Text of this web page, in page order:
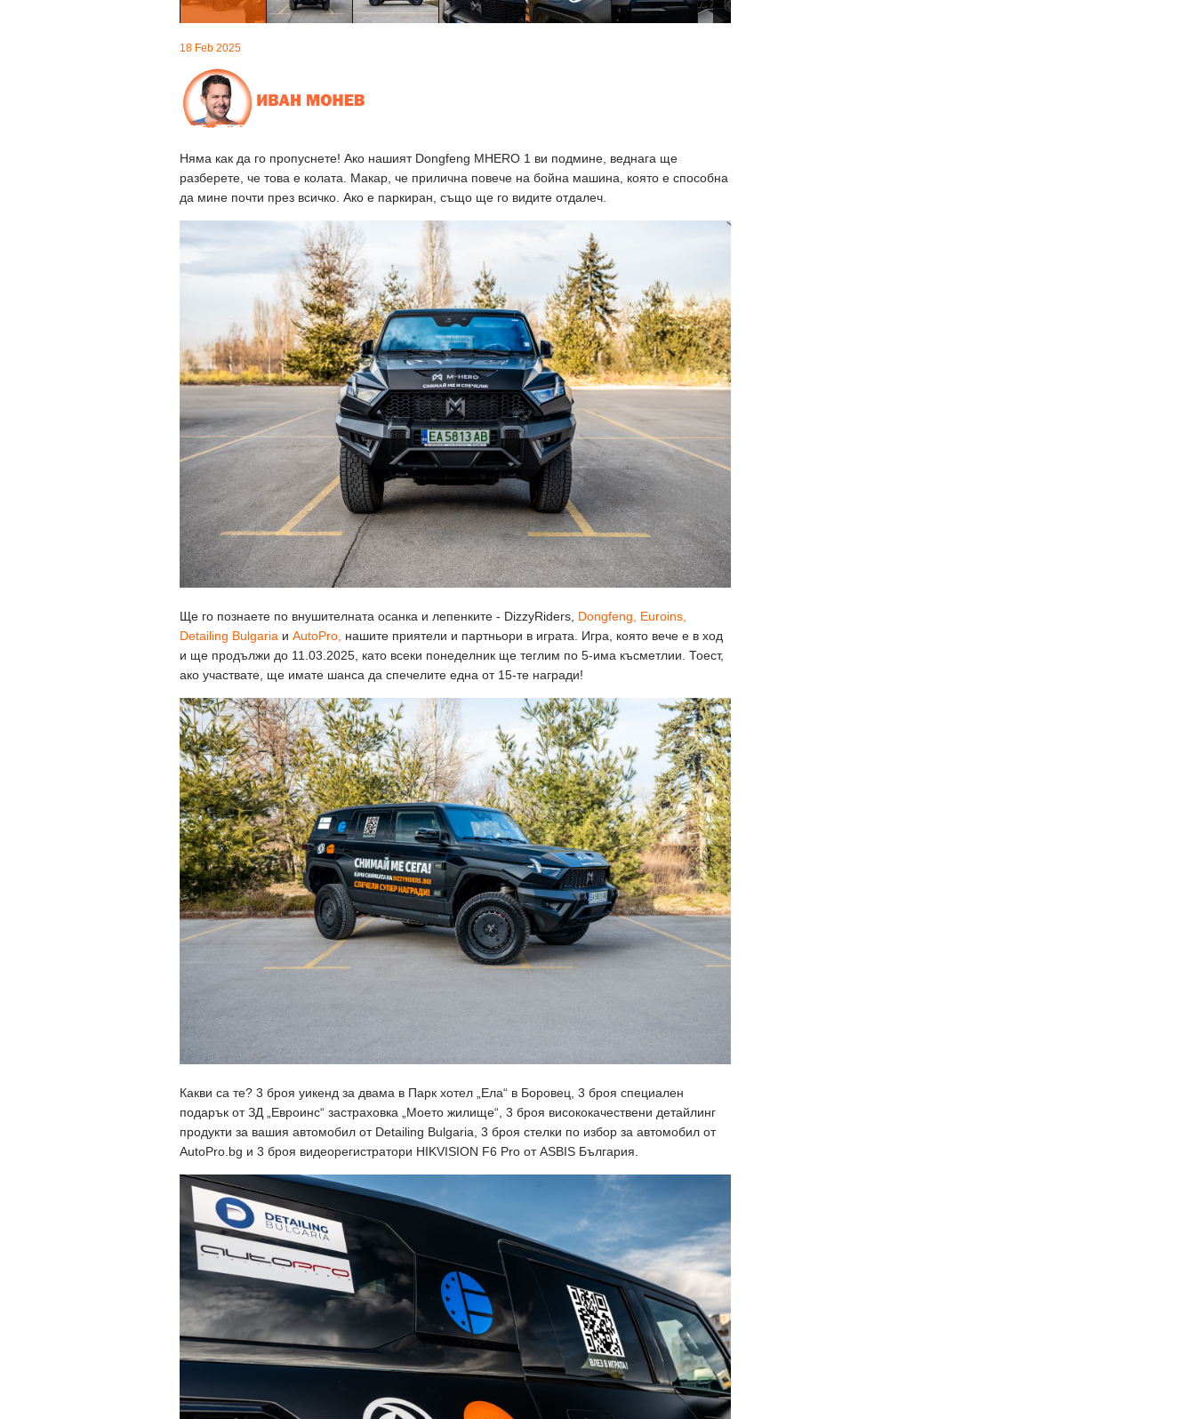
18 Feb 2025
Няма как да го пропуснете! Ако нашият Dongfeng MHERO 1 ви подмине, веднага ще
разберете, че това е колата. Макар, че прилична повече на бойна машина, която е способна
да мине почти през всичко. Ако е паркиран, също ще го видите отдалеч.
Ще го познаете по внушителната осанка и лепенките - DizzyRiders, Dongfeng,
Euroins,
Detailing Bulgaria и AutoPro, нашите приятели и партньори в играта. Игра, която вече е в ход
и ще продължи до 11.03.2025, като всеки понеделник ще теглим по 5-има късметлии. Тоест,
ако участвате, ще имате шанса да спечелите една от 15-те награди!
Какви са те? 3 броя уикенд за двама в Парк хотел „Ела“ в Боровец, 3 броя специален
подарък от ЗД „Евроинс“ застраховка „Моето жилище“, 3 броя висококачествени детайлинг
продукти за вашия автомобил от Detailing Bulgaria, 3 броя стелки по избор за автомобил от
AutoPro.bg и 3 броя видеорегистратори HIKVISION F6 Pro от ASBIS България.